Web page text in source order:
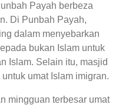
Payah berbeza
Di Punbah Payah,
dalam menyebarkan
bukan Islam untuk
Islam. Selain itu, masjid
umat Islam imigran.
mingguan terbesar umat